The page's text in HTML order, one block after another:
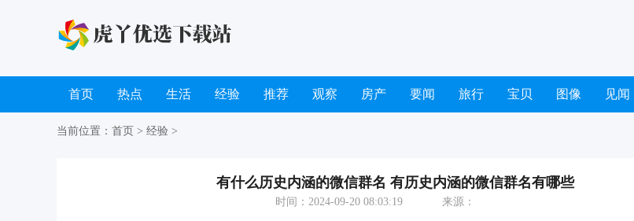
首页 热点 生活 经验 推荐 观察 房产 要闻 旅行 宝贝 图像 见闻
当前位置： 首页 > 经验 >
有什么历史内涵的微信群名 有历史内涵的微信群名有哪些
时间：2024-09-20 08:03:19 来源：